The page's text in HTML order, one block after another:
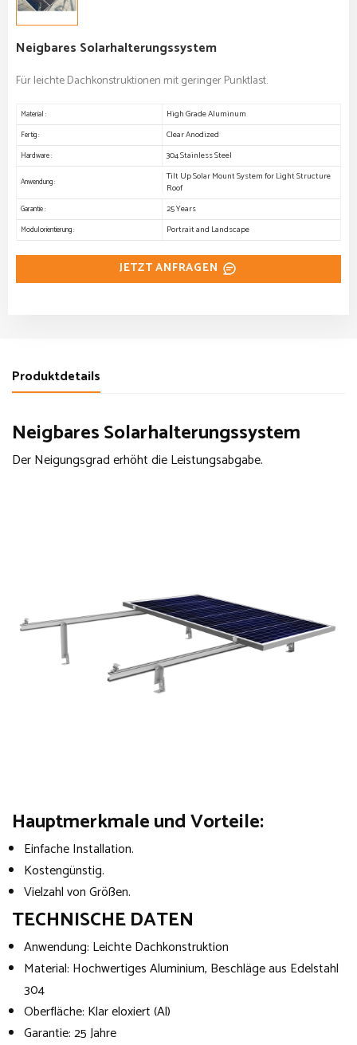
Neigbares Solarhalterungssystem
Für leichte Dachkonstruktionen mit geringer Punktlast.
Material : High Grade Aluminum
Fertig : Clear Anodized
Hardware : 304 Stainless Steel
Anwendung :
Tilt Up Solar Mount System for Light Structure
Roof
Garantie : 25 Years
Modulorientierung : Portrait and Landscape
JETZT ANFRAGEN
Produktdetails
Neigbares Solarhalterungssystem
Der Neigungsgrad erhöht die Leistungsabgabe.
Hauptmerkmale und Vorteile:
Einfache Installation.
Kostengünstig.
Vielzahl von Größen.
TECHNISCHE DATEN
Anwendung: Leichte Dachkonstruktion
Material: Hochwertiges Aluminium, Beschläge aus Edelstahl
304
Oberfläche: Klar eloxiert (Al)
Garantie: 25 Jahre